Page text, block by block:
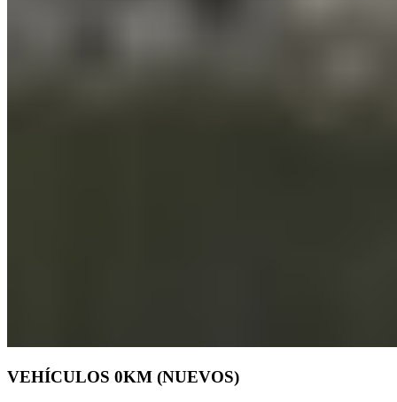
VEHÍCULOS 0KM (NUEVOS)